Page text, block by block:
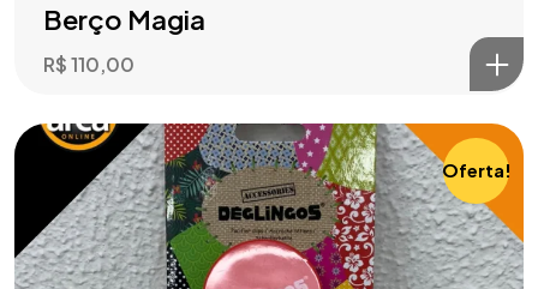
Berço Magia
R$110,00
Oferta!